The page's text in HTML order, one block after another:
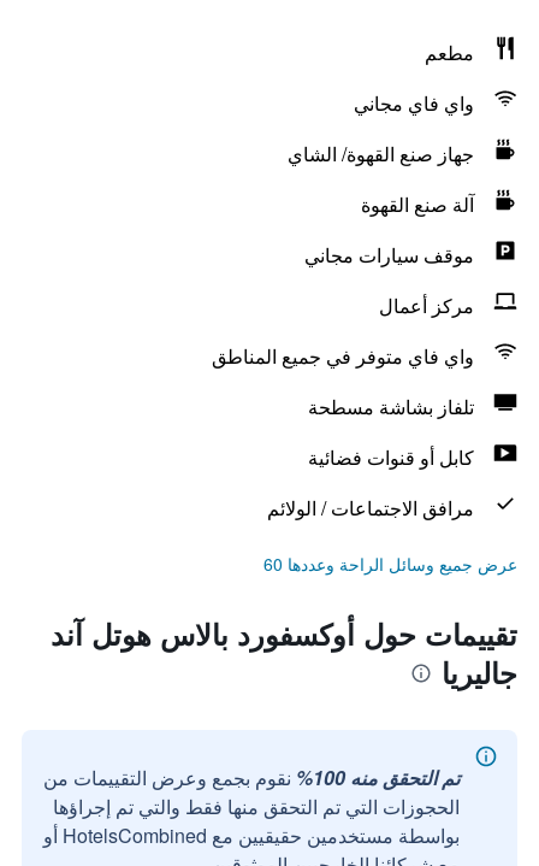
مطعم
واي فاي مجاني
جهاز صنع القهوة/ الشاي
آلة صنع القهوة
موقف سيارات مجاني
مركز أعمال
واي فاي متوفر في جميع المناطق
تلفاز بشاشة مسطحة
كابل أو قنوات فضائية
مرافق الاجتماعات / الولائم
عرض جميع وسائل الراحة وعددها 60
تقييمات حول أوكسفورد بالاس هوتل آند
جاليريا
تم التحقق منه 100%
نقوم بجمع وعرض التقييمات من
الحجوزات التي تم التحقق منها فقط والتي تم إجراؤها
بواسطة مستخدمين حقيقيين مع HotelsCombined أو